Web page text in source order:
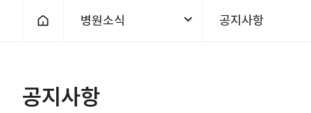
홈으로
병원소식 공지사항
공지사항